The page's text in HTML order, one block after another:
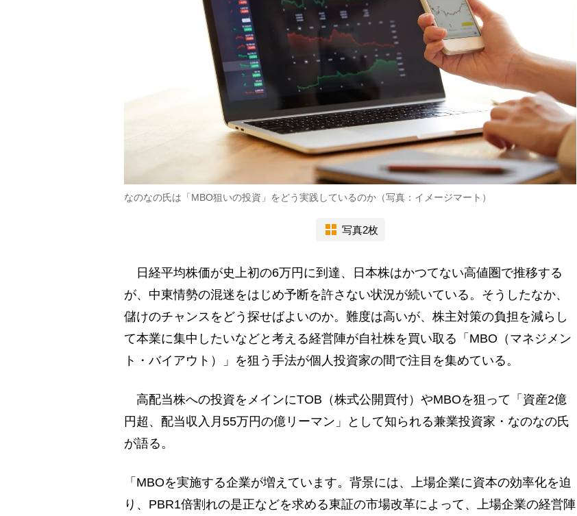
なのなの氏は「MBO狙いの投資」をどう実践しているのか（写真：イメージマート）
写真2枚
日経平均株価が史上初の6万円に到達、日本株はかつてない高値圏で推移する
が、中東情勢の混迷をはじめ予断を許さない状況が続いている。そうしたなか、
儲けのチャンスをどう探せばよいのか。難度は高いが、株主対策の負担を減らし
て本業に集中したいなどと考える経営陣が自社株を買い取る「MBO（マネジメン
ト・バイアウト）」を狙う手法が個人投資家の間で注目を集めている。
高配当株への投資をメインにTOB（株式公開買付）やMBOを狙って「資産2億
円超、配当収入月55万円の億リーマン」として知られる兼業投資家・なのなの氏
が語る。
「MBOを実施する企業が増えています。背景には、上場企業に資本の効率化を迫
り、PBR1倍割れの是正などを求める東証の市場改革によって、上場企業の経営陣